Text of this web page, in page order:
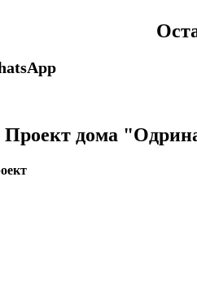
Проект дома